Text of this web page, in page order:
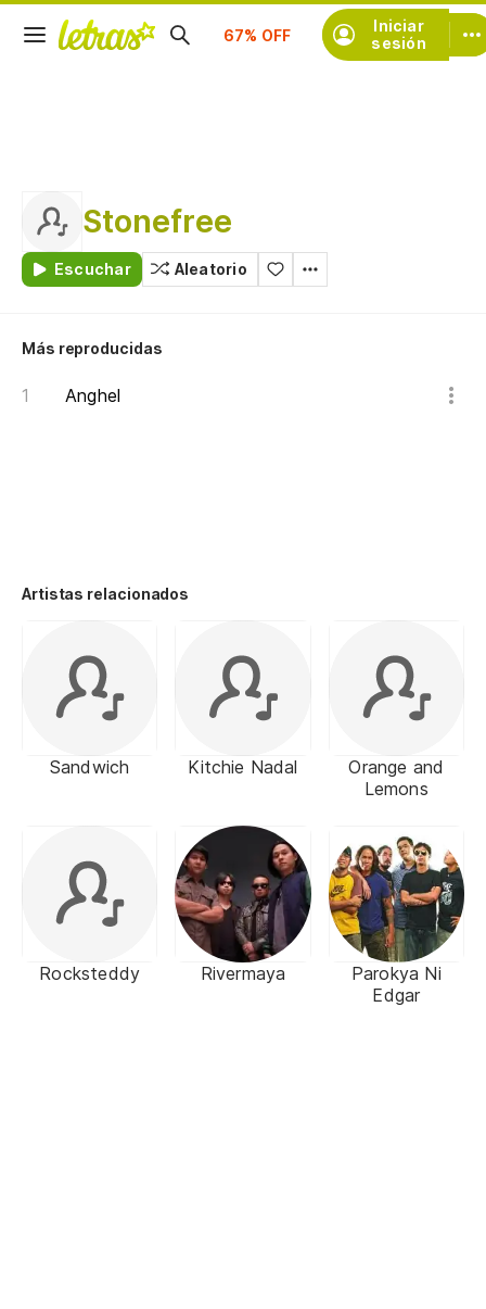
Iniciar
sesión
Suscríbete
Stonefree
Escuchar Aleatorio
Más reproducidas
Anghel
Artistas relacionados
Sandwich Kitchie Nadal
Orange and
Lemons
Rocksteddy Rivermaya
Parokya Ni
Edgar